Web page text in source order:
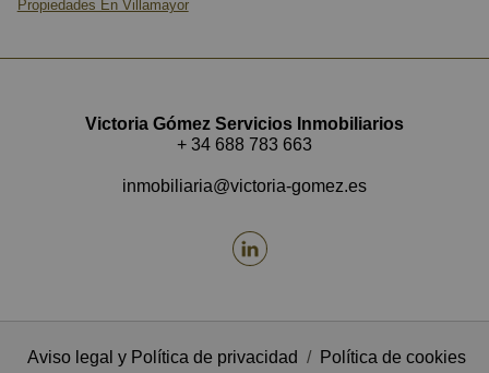
Propiedades En Villamayor
Victoria Gómez Servicios Inmobiliarios
+ 34 688 783 663
inmobiliaria@victoria-gomez.es
Aviso legal y Política de privacidad / Política de cookies